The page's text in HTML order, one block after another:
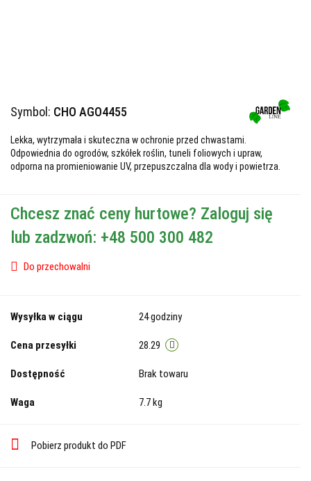
Symbol: CHO AGO4455
Lekka, wytrzymała i skuteczna w ochronie przed chwastami.
Odpowiednia do ogrodów, szkółek roślin, tuneli foliowych i upraw,
odporna na promieniowanie UV, przepuszczalna dla wody i powietrza.
Chcesz znać ceny hurtowe? Zaloguj się
lub zadzwoń: +48 500 300 482
Do przechowalni
Wysyłka w ciągu 24 godziny
Cena przesyłki 28.29
Dostępność Brak towaru
Waga 7.7 kg
Pobierz produkt do PDF